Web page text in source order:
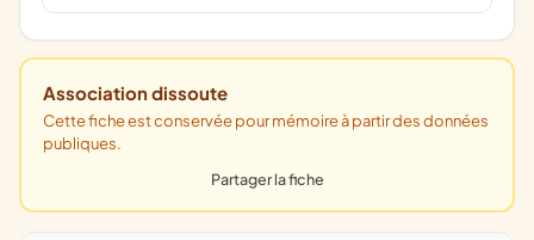
Association dissoute
Cette fiche est conservée pour mémoire à partir des données
publiques.
Partager la fiche